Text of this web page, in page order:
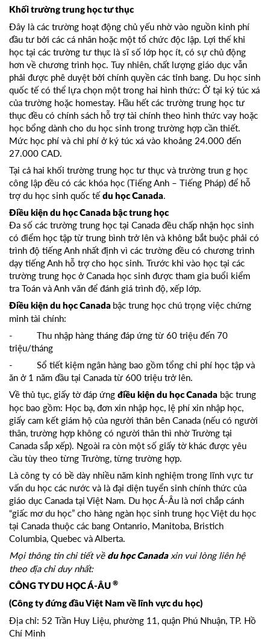
Khối trường trung học tư thục
Đây là các trường hoạt động chủ yếu nhờ vào nguồn kinh phí
đầu tư bởi các cá nhân hoặc một tổ chức độc lập. Lợi thế khi
học tại các trường tư thục là sĩ số lớp học ít, có sự chủ động
hơn về chương trình học. Tuy nhiên, chất lượng giáo dục vẫn
phải được phê duyệt bởi chính quyền các tỉnh bang. Du học sinh
quốc tế có thể lựa chọn một trong hai hình thức: Ở tại ký túc xá
của trường hoặc homestay. Hầu hết các trường trung học tư
thục đều có chính sách hỗ trợ tài chính theo hình thức vay hoặc
học bổng dành cho du học sinh trong trường hợp cần thiết.
Mức học phí và chi phí ở ký túc xá vào khoảng 24.000 đến
27.000 CAD.
Tại cả hai khối trường trung học tư thục và trường trun g học
công lập đều có các khóa học (Tiếng Anh – Tiếng Pháp) để hỗ
trợ du học sinh quốc tế du học Canada.
Điều kiện du học Canada bậc trung học
Đa số các trường trung học tại Canada đều chấp nhận học sinh
có điểm học tập từ trung bình trở lên và không bắt buộc phải có
trình độ tiếng Anh nhất định vì các trường đều có chương trình
dạy tiếng Anh hỗ trợ cho học sinh. Trước khi vào học tại các
trường trung học ở Canada học sinh được tham gia buổi kiểm
tra Toán và Anh văn để đánh giá trình độ, xếp lớp.
Điều kiện du học Canada bậc trung học chú trọng việc chứng
minh tài chính:
- Thu nhập hàng tháng đáp ứng từ 60 triệu đến 70
triệu/tháng
- Sổ tiết kiệm ngân hàng bao gồm tổng chi phí học tập và
ăn ở 1 năm đầu tại Canada từ 600 triệu trở lên.
Về thủ tục, giấy tờ đáp ứng điều kiện du học Canada bậc trung
học bao gồm: Học bạ, đơn xin nhập học, lệ phí xin nhập học,
giấy cam kết giám hộ của người thân bên Canada (nếu có người
thân, trường hợp không có người thân thì nhờ Trường tại
Canada sắp xếp). Ngoài ra còn một số giấy tờ khác được yêu
cầu tùy theo từng Trường, từng trường hợp.
Là công ty có bề dày nhiều năm kinh nghiệm trong lĩnh vực tư
vấn du học các nước và là đại diện tuyển sinh chính thức của
giáo dục Canada tại Việt Nam. Du học Á-Âu là nơi chắp cánh
“giấc mơ du học” cho hàng ngàn học sinh trung học Việt du học
tại Canada thuộc các bang Ontanrio, Manitoba, Bristich
Columbia, Quebec và Alberta.
Mọi thông tin chi tiết về du học Canadaxin vui lòng liên hệ
theo địa chỉ duy nhất:
CÔNG TY DU HỌC Á-ÂU ®
(Công ty đứng đầu Việt Nam về lĩnh vực du học)
Địa chỉ: 52 Trần Huy Liệu, phường 11, quận Phú Nhuận, TP. Hồ
Chí Minh